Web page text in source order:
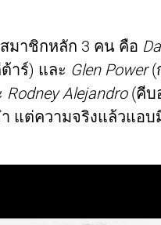
มาชิกหลัก 3 คน คือ
าร์) และ Glen Power(
Rodney Alejandro(คีบ
า แต่ความจริงแล้วแอ